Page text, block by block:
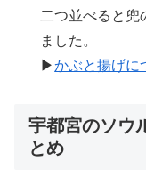
二つ並べると兜
ました。
▶かぶと揚げに
宇都宮のソウ
とめ